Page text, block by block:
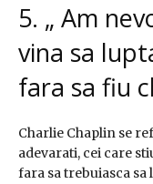
5. „ Am
vina sa
fara sa fiu
Charlie Chaplin se
adevarati, cei care
fara sa trebuiasca